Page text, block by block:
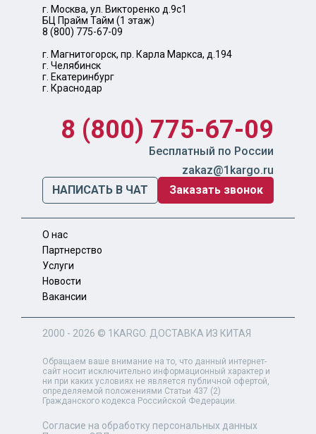
г. Москва, ул. Викторенко д.9с1
БЦ Прайм Тайм (1 этаж)
8 (800) 775-67-09
г. Магнитогорск, пр. Карла Маркса, д.194
г. Челябинск
г. Екатеринбург
г. Краснодар
8 (800) 775-67-09
Бесплатный по России
zakaz@1kargo.ru
НАПИСАТЬ В ЧАТ
Заказать звонок
О нас
Партнерство
Услуги
Новости
Вакансии
2000 - 2026 © 1KARGO . ДОСТАВКА ИЗ КИТАЯ
Обращаем ваше внимание на то, что данный интернет-
сайт носит исключительно информационный характер и
ни при каких условиях не является публичной офертой,
определяемой положениями Статьи 437 (2)
Гражданского кодекса Российской Федерации.
Согласие на обработку персональных данных